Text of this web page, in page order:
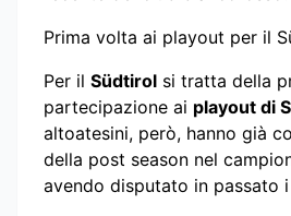
Prima volta ai playout per il
Per il Südtirol si tratta della
partecipazione ai playout di
altoatesini, però, hanno già
della post season nel
avendo disputato in passato